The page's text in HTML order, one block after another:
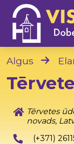
Algus
Tērvetes
novads,
(+371)